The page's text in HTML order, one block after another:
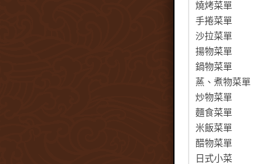
燒烤菜單
手捲菜單
沙拉菜單
揚物菜單
鍋物菜單
蒸、煮物菜單
炒物菜單
麵食菜單
米飯菜單
醋物菜單
日式小菜